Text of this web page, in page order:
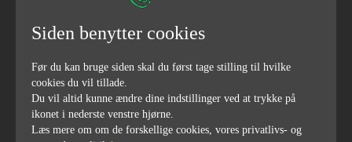
101
hestekræfter
1084
ccm
Siden benytter cookies
Før du kan bruge siden skal du først tage stilling til hvilke
cookies du vil tillade.
Du vil altid kunne ændre dine indstillinger ved at trykke på
ikonet i nederste venstre hjørne.
Læs mere om om de forskellige cookies, vores privatlivs- og